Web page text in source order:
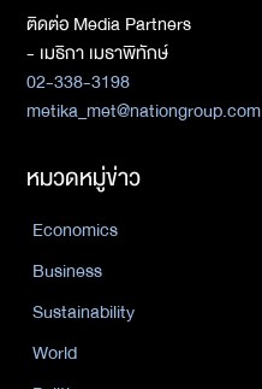
ติดต่อ Media Partners
- เมธิกา เมธาพิทักษ์
02-338-3198
metika_met@nationgroup.com
หมวดหมู่ข่าว
Economics
Business
Sustainability
World